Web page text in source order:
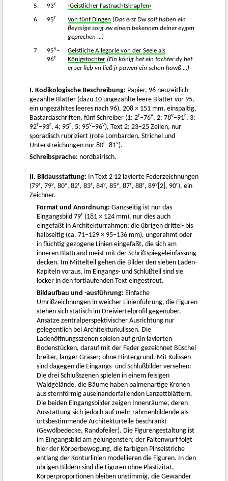
5. 93r ›Geistlicher Fastnachtskrapfen‹
6. 95r Von fünf Dingen (Das erst Dw solt haben ein
fleyssige sorg zw einem bekennen deiner eygen
geprechen ...)
7. 95v–
96r
Geistliche Allegorie von der Seele als
Königstochter (Ein könig het ein tochter dy het
er ser lieb vn ließ jr pawen ein schon hawß ...)
I. Kodikologische Beschreibung: Papier, 96 neuzeitlich
gezählte Blätter (dazu 10 ungezählte leere Blätter vor 95,
ein ungezähltes leeres nach 96), 208 × 151 mm, einspaltig,
Bastardaschriften, fünf Schreiber (1: 2r–76v, 2: 78v–91r, 3:
92r–93r, 4: 95r, 5: 95v–96v), Text 2: 23–25 Zeilen, nur
sporadisch rubriziert (rote Lombarden, Strichel und
Unterstreichungen nur 80r–81v).
Schreibsprache: nordbairisch.
II. Bildausstattung: In Text 2 12 lavierte Federzeichnungen
(79r, 79v, 80v, 82r, 83r, 84v, 85v, 87r, 88r, 89v [2], 90r), ein
Zeichner.
Format und Anordnung: Ganzseitig ist nur das
Eingangsbild 79r (181 × 124 mm), nur dies auch
eingefaßt in Architekturrahmen; die übrigen drittel- bis
halbseitig (ca. 71–129 × 95–136 mm), ungerahmt oder
in flüchtig gezogene Linien eingefaßt, die sich am
inneren Blattrand meist mit der Schriftspiegeleinfassung
decken. Im Mittelteil gehen die Bilder den sieben Laden-
Kapiteln voraus, im Eingangs- und Schlußteil sind sie
locker in den fortlaufenden Text eingestreut.
Bildaufbau und -ausführung: Einfache
Umrißzeichnungen in weicher Linienführung, die Figuren
stehen sich statisch im Dreiviertelprofil gegenüber,
Ansätze zentralperspektivischer Ausrichtung nur
gelegentlich bei Architekturkulissen. Die
Ladenöffnungsszenen spielen auf grün lavierten
Bodenstücken, darauf mit der Feder gezeichnet Büschel
breiter, langer Gräser; ohne Hintergrund. Mit Kulissen
sind dagegen die Eingangs- und Schlußbilder versehen:
Die drei Schlußszenen spielen in einem felsigen
Waldgelände, die Bäume haben palmenartige Kronen
aus sternförmig auseinanderfallenden Lanzettblättern.
Die beiden Eingangsbilder zeigen Innenräume, deren
Ausstattung sich jedoch auf mehr rahmenbildende als
ortsbestimmende Architekturteile beschränkt
(Gewölbedecke, Randpfeiler). Die Figurengestaltung ist
im Eingangsbild am gelungensten; der Faltenwurf folgt
hier der Körperbewegung, die farbigen Pinselstriche
entlang der Konturlinien modellieren die Figuren. In den
übrigen Bildern sind die Figuren ohne Plastizität,
Körperproportionen bleiben unstimmig, die Gewänder